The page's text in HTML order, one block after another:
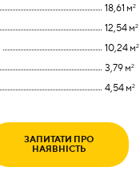
18,61 м2
12,54 м2
10,24 м2
3,79 м2
4,54 м2
ЗАПИТАТИ ПРО
НАЯВНІСТЬ